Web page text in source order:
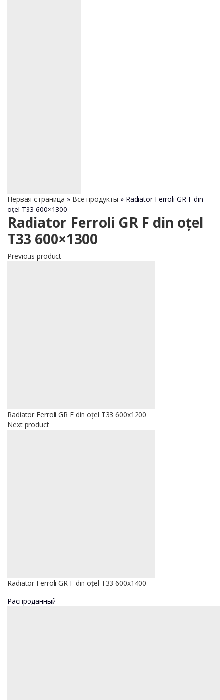
Первая страница » Все продукты » Radiator Ferroli GR F din
oțel T33 600×1300
Radiator Ferroli GR F din oțel
T33 600×1300
Previous product
Radiator Ferroli GR F din oțel T33 600x1200
Next product
Radiator Ferroli GR F din oțel T33 600x1400
Распроданный